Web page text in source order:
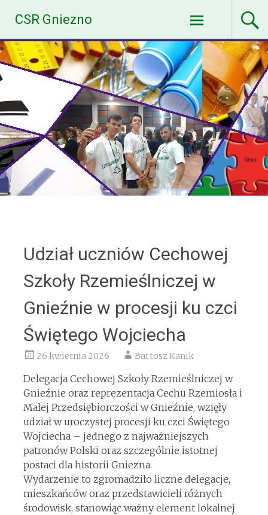
content
CSR Gniezno
Udział uczniów Cechowej
Szkoły Rzemieślniczej w
Gnieźnie w procesji ku czci
Świętego Wojciecha
26 kwietnia 2026 Bartosz Kanik
Delegacja Cechowej Szkoły Rzemieślniczej w
Gnieźnie oraz reprezentacja Cechu Rzemiosła i
Małej Przedsiębiorczości w Gnieźnie, wzięły
udział w uroczystej procesji ku czci Świętego
Wojciecha – jednego z najważniejszych
patronów Polski oraz szczególnie istotnej
postaci dla historii Gniezna.
Wydarzenie to zgromadziło liczne delegacje,
mieszkańców oraz przedstawicieli różnych
środowisk, stanowiąc ważny element lokalnej